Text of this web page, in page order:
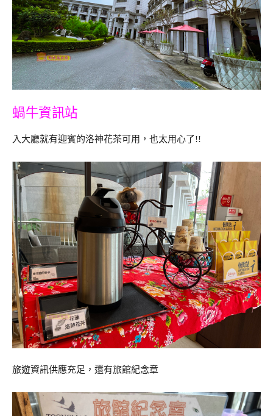
蝸牛資訊站
入大廳就有迎賓的洛神花茶可用，也太用心了!!
旅遊資訊供應充足，還有旅館紀念章